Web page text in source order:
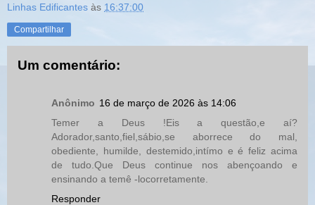
Linhas Edificantes às 16:37:00
Compartilhar
Um comentário:
Anônimo 16 de março de 2026 às 14:06
Temer a Deus !Eis a questão,e aí?
Adorador,santo,fiel,sábio,se aborrece do mal,
obediente, humilde, destemido,intímo e é feliz acima
de tudo.Que Deus continue nos abençoando e
ensinando a temê -locorretamente.
Responder